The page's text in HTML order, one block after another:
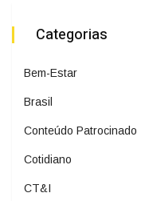
Categorias
Bem-Estar
Brasil
Conteúdo Patrocinado
Cotidiano
CT&I